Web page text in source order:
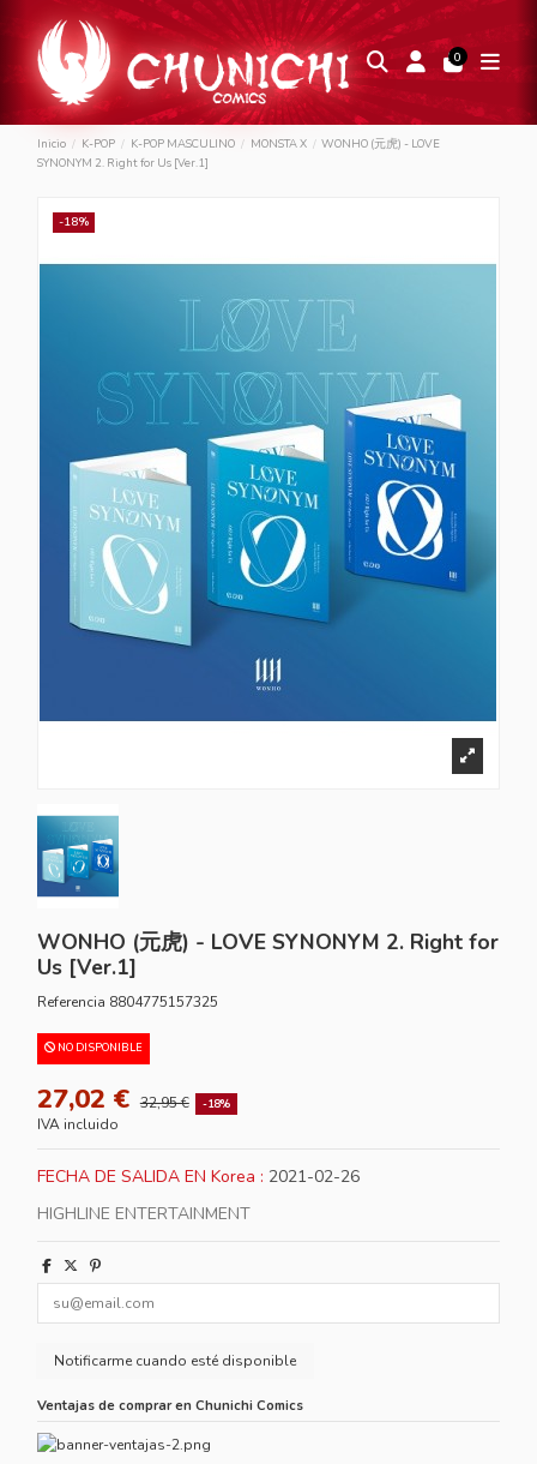
0
Inicio K-POP K-POP MASCULINO MONSTA X
WONHO (元虎) - LOVE
SYNONYM 2. Right for Us [Ver.1]
-18%
WONHO (元虎) - LOVE SYNONYM 2. Right for
Us [Ver.1]
Referencia 8804775157325
NO DISPONIBLE
27,02 € 32,95 € -18%
IVA incluido
FECHA DE SALIDA EN Korea : 2021-02-26
HIGHLINE ENTERTAINMENT
Ventajas de comprar en Chunichi Comics